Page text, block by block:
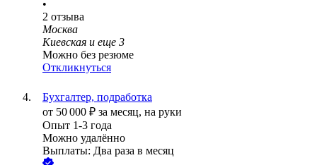
•
2 отзыва
Москва
Киевская и еще 3
Можно без резюме
Откликнуться
Бухгалтер, подработка
от 50 000 ₽ за месяц, на руки
Опыт 1-3 года
Можно удалённо
Выплаты: Два раза в месяц